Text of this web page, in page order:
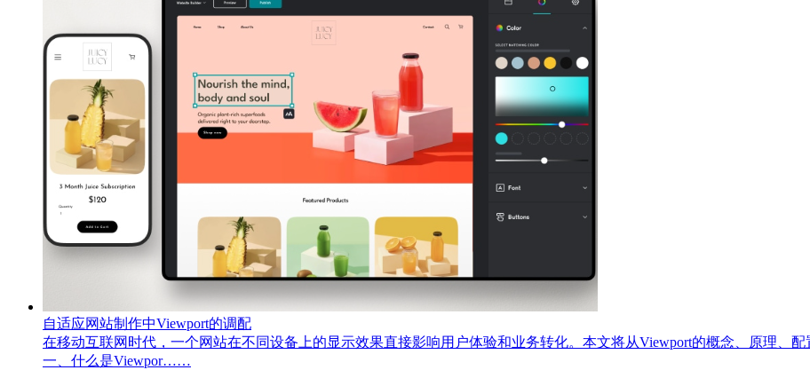
自适应网站制作中Viewport的调配
在移动互联网时代，一个网站在不同设备上的显示效果直接影响用户体验和业务转化。本文将从Viewport的概念、原理、
一、什么是Viewpor……